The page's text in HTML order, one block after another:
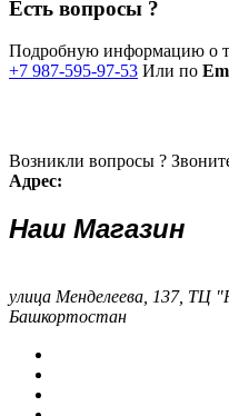
Есть вопросы ?
Подробную информацию о
+7 987-595-97-53 Или по
Возникли вопросы ?
Адрес:
Наш Магазин
улица Менделеева, 137, ТЦ
Башкортостан